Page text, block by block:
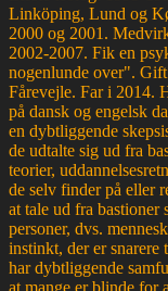
Linköping, Lund og
2000 og 2001.
2002-2007. Fik en
nogenlunde over".
Fårevejle. Far i 2014.
på dansk og engelsk
en dybtliggende
de udtalte sig ud fra
teorier,
de selv finder på eller
at tale ud fra bastioner
personer, dvs.
instinkt, der er
har dybtliggende
at mange er blinde for